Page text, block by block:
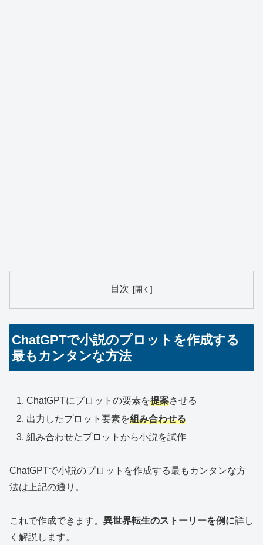
目次
ChatGPTで小説のプロットを作成する
最もカンタンな方法
ChatGPTにプロットの要素を提案させる
出力したプロット要素を組み合わせる
組み合わせたプロットから小説を試作
ChatGPTで小説のプロットを作成する最もカンタンな方
法は上記の通り。
これで作成できます。 異世界転生のストーリーを例に詳し
く解説します。